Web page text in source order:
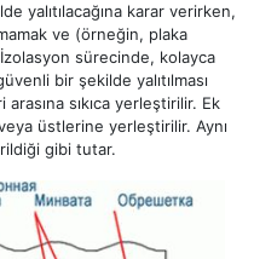
yalıtılacağına karar verirken,
ve (örneğin, plaka
sürecinde, kolayca
bir şekilde yalıtılması
arasına sıkıca yerleştirilir. Ek
üstlerine yerleştirilir. Aynı
gibi tutar.